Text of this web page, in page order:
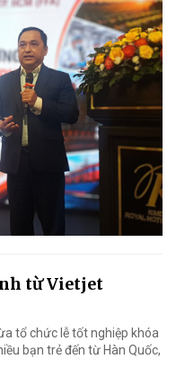
từ Vietjet
tổ chức lễ tốt nghiệp khóa
bạn trẻ đến từ Hàn Quốc,